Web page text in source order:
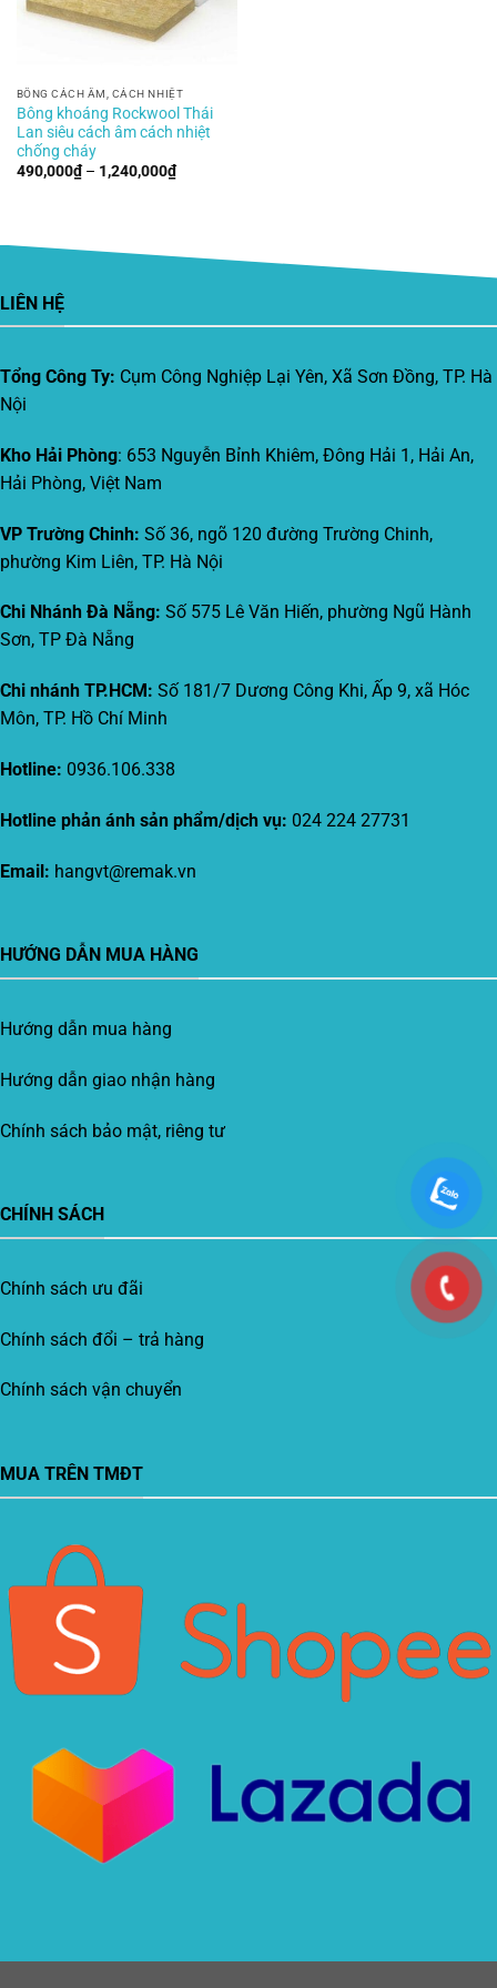
BÔNG CÁCH ÂM, CÁCH NHIỆT
Bông khoáng Rockwool Thái
Lan siêu cách âm cách nhiệt
chống cháy
490,000₫ – 1,240,000₫Khoảng
giá:
LIÊN HỆ
Tổng Công Ty: Cụm Công Nghiệp Lại Yên, Xã Sơn Đồng, TP. Hà
Nội
Kho Hải Phòng: 653 Nguyễn Bỉnh Khiêm, Đông Hải 1, Hải An,
Hải Phòng, Việt Nam
VP Trường Chinh: Số 36, ngõ 120 đường Trường Chinh,
phường Kim Liên, TP. Hà Nội
Chi Nhánh Đà Nẵng: Số 575 Lê Văn Hiến, phường Ngũ Hành
Sơn, TP Đà Nẵng
Chi nhánh TP.HCM: Số 181/7 Dương Công Khi, Ấp 9, xã Hóc
Môn, TP. Hồ Chí Minh
Hotline: 0936.106.338
Hotline phản ánh sản phẩm/dịch vụ: 024 224 27731
Email: hangvt@remak.vn
HƯỚNG DẪN MUA HÀNG
Hướng dẫn mua hàng
Hướng dẫn giao nhận hàng
Chính sách bảo mật, riêng tư
CHÍNH SÁCH
Chính sách ưu đãi
Chính sách đổi – trả hàng
Chính sách vận chuyển
MUA TRÊN TMĐT